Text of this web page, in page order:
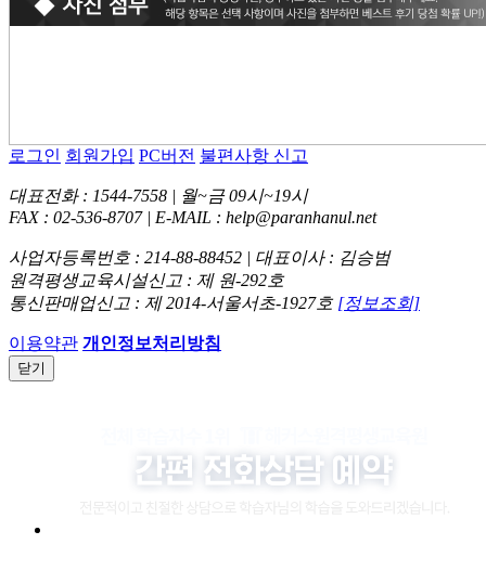
로그인 회원가입 PC버전 불편사항 신고
대표전화 : 1544-7558 | 월~금 09시~19시
FAX : 02-536-8707 | E-MAIL : help@paranhanul.net
사업자등록번호 : 214-88-88452 | 대표이사 : 김승범
원격평생교육시설신고 : 제 원-292호
통신판매업신고 : 제 2014-서울서초-1927호 [정보조회]
이용약관 개인정보처리방침
닫기